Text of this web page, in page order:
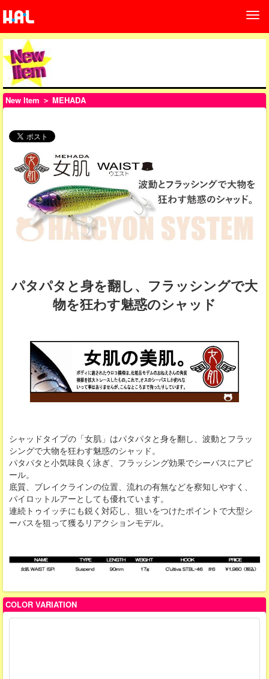
New Item ＞ MEHADA
パタパタと身を翻し、フラッシングで大
物を狂わす魅惑のシャッド
シャッドタイプの「女肌」はパタパタと身を翻し、波動とフラッ
シングで大物を狂わす魅惑のシャッド。
パタパタと小気味良く泳ぎ、フラッシング効果でシーバスにアピ
ール。
底質、ブレイクラインの位置、流れの有無などを察知しやすく、
パイロットルアーとしても優れています。
連続トゥイッチにも鋭く対応し、狙いをつけたポイントで大型シ
ーバスを狙って獲るリアクションモデル。
COLOR VARIATION